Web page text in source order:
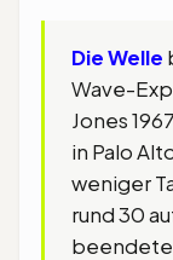
Die Welle
Wave-
Jones
in Palo
weniger
rund 30
beendete